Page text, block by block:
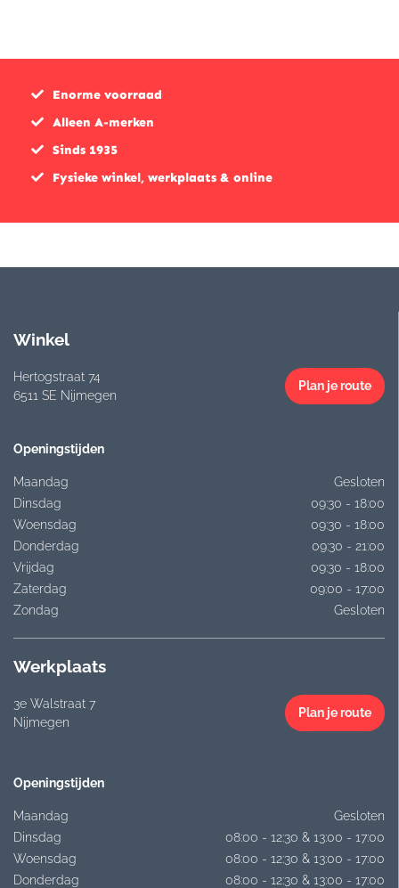
Enorme voorraad
Alleen A-merken
Sinds 1935
Fysieke winkel, werkplaats & online
Winkel
Hertogstraat 74
6511 SE Nijmegen
Plan je route
Openingstijden
Maandag
Gesloten
Dinsdag
09:30 - 18:00
Woensdag
09:30 - 18:00
Donderdag
09:30 - 21:00
Vrijdag
09:30 - 18:00
Zaterdag
09:00 - 17:00
Zondag
Gesloten
Werkplaats
3e Walstraat 7
Nijmegen
Plan je route
Openingstijden
Maandag
Gesloten
Dinsdag
08:00 - 12:30 & 13:00 - 17:00
Woensdag
08:00 - 12:30 & 13:00 - 17:00
Donderdag
08:00 - 12:30 & 13:00 - 17:00